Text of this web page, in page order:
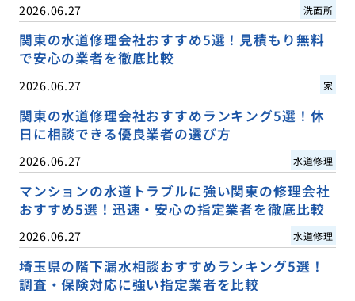
2026.06.27 洗面所
関東の水道修理会社おすすめ5選！見積もり無料
で安心の業者を徹底比較
2026.06.27 家
関東の水道修理会社おすすめランキング5選！休
日に相談できる優良業者の選び方
2026.06.27 水道修理
マンションの水道トラブルに強い関東の修理会社
おすすめ5選！迅速・安心の指定業者を徹底比較
2026.06.27 水道修理
埼玉県の階下漏水相談おすすめランキング5選！
調査・保険対応に強い指定業者を比較